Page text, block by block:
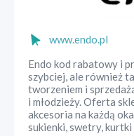
www.endo.pl
Endo kod rabatowy i
szybciej, ale również
tworzeniem i
i młodzieży. Oferta
akcesoria na każdą
sukienki, swetry,